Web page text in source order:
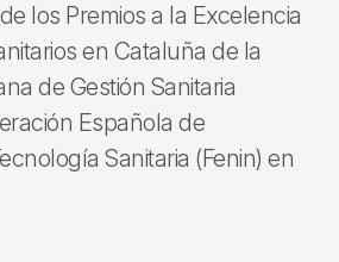
los Premios a la Excelencia
en Cataluña de la
de Gestión Sanitaria
Española de
Sanitaria (Fenin) en